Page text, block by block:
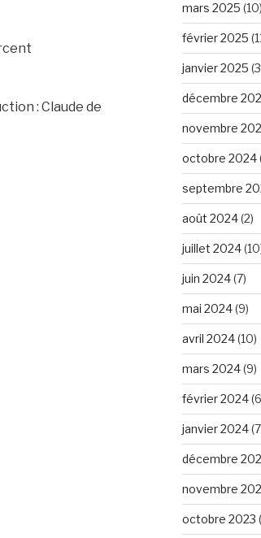
: Claude de
mars 2025 (10)
février 2025
janvier 2025
décembre
novembre
octobre 2024
septembre
août 2024(2)
juillet 2024
juin 2024(7)
mai 2024(9)
avril 2024(10)
mars 2024(9)
février 2024
janvier 2024
décembre
novembre
octobre 2023